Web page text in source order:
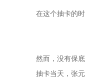
在这个抽卡的
然而，没有保底
抽卡当天，张